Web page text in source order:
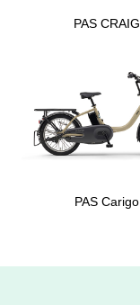
PAS CRAIG
PAS Carigo